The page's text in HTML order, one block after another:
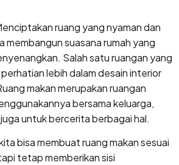
ruang yang nyaman dan
membangun suasana rumah yang
Salah satu ruangan yang
lebih dalam desain interior
makan merupakan ruangan
bersama keluarga,
untuk bercerita berbagai hal.
bisa membuat ruang makan sesuai
tetap memberikan sisi